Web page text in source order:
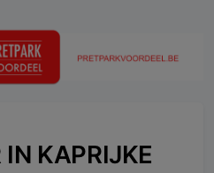
IN KAPRIJKE